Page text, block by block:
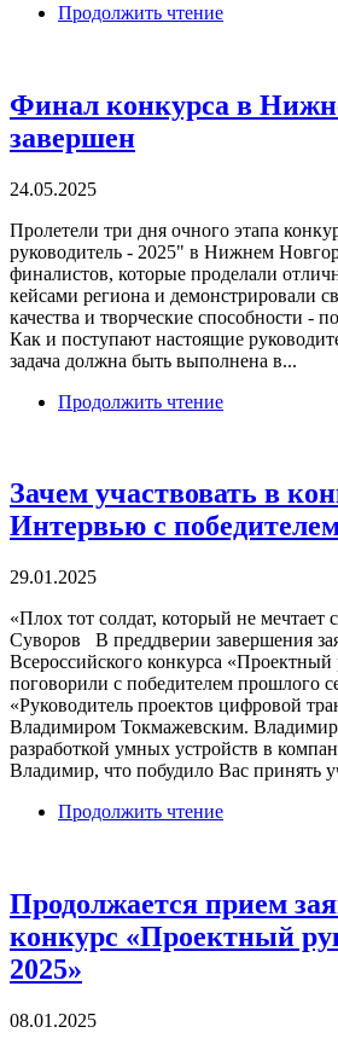
Продолжить чтение
Финал конкурса в
завершен
24.05.2025
Пролетели три дня очного этапа
руководитель - 2025" в Нижнем
финалистов, которые проделали
кейсами региона и демонстрировали
качества и творческие способности -
Как и поступают настоящие
задача должна быть выполнена в...
Продолжить чтение
Зачем участвовать в
Интервью с
29.01.2025
«Плох тот солдат, который не мечтает
Суворов В преддверии завершения
Всероссийского конкурса
поговорили с победителем прошлого
«Руководитель проектов цифровой
Владимиром Токмажевским. Владимир
разработкой умных устройств в
Владимир, что побудило Вас принять
Продолжить чтение
Продолжается прием
конкурс «Проектный
2025»
08.01.2025